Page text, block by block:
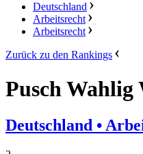
Deutschland
Arbeitsrecht
Arbeitsrecht
Zurück zu den Rankings
Pusch Wahlig
Deutschland •